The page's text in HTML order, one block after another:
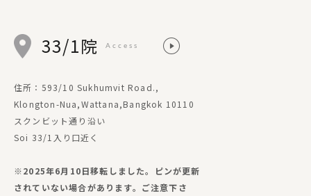
33/1院 Access
住所：593/10 Sukhumvit Road.,
Klongton-Nua,Wattana,Bangkok 10110
スクンビット通り沿い
Soi 33/1入り口近く
※2025年6月10日移転しました。ピンが更新
されていない場合があります。ご注意下さ